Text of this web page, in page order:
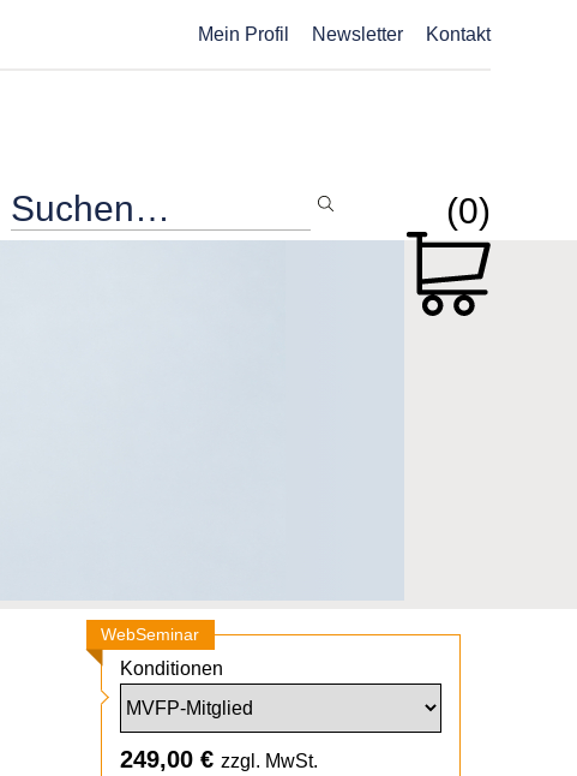
Mein Profil Newsletter Kontakt
(0)
WebSeminar
Konditionen
249,00 € zzgl. MwSt.